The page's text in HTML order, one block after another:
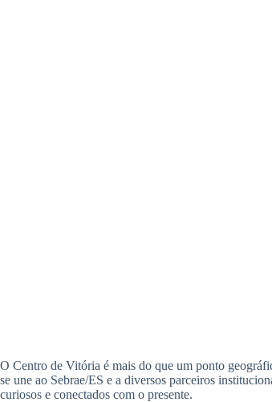
O Centro de Vitória é mais do que um ponto
se une ao Sebrae/ES e a diversos parceiros
curiosos e conectados com o presente.